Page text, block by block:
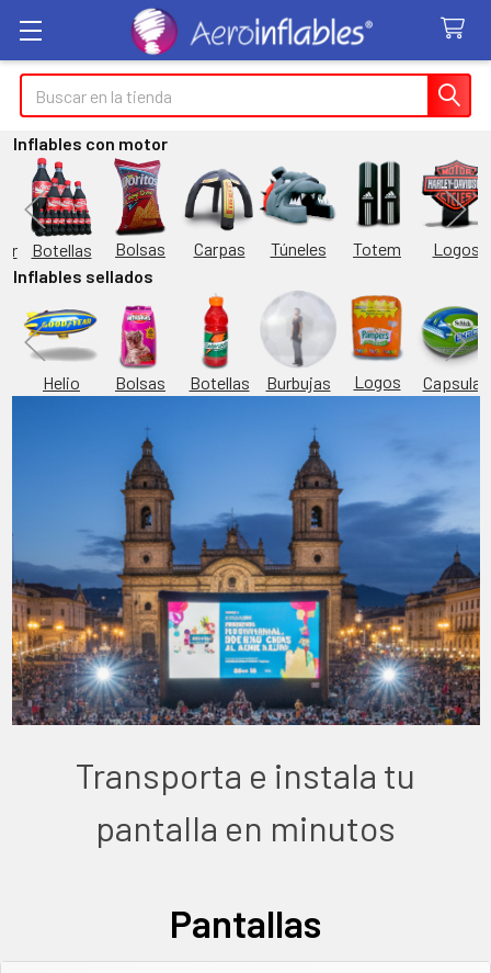
Buscar
Inflables con motor
Botellas Bolsas Carpas Túneles Totem
Logos
Inflables sellados
Helio Bolsas Botellas Burbujas Logos Capsulas
Transporta e instala tu
pantalla en minutos
Pantallas